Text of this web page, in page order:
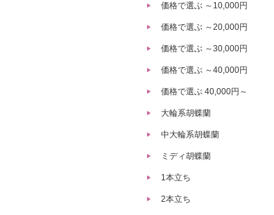
価格で選ぶ ～10,000円
価格で選ぶ ～20,000円
価格で選ぶ ～30,000円
価格で選ぶ ～40,000円
価格で選ぶ 40,000円～
大輪系胡蝶蘭
中大輪系胡蝶蘭
ミディ胡蝶蘭
1本立ち
2本立ち